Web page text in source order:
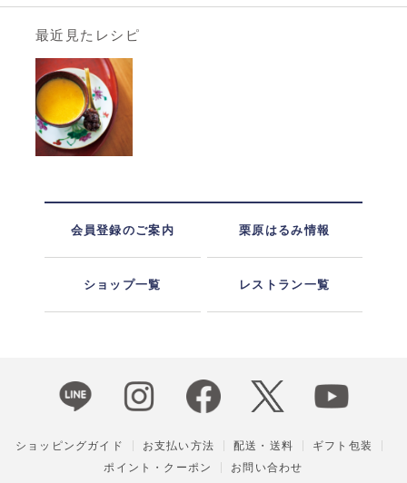
最近見たレシピ
会員登録のご案内 栗原はるみ情報
ショップ一覧 レストラン一覧
ショッピングガイド お支払い方法 配送・送料
ギフト包装
ポイント・クーポン
お問い合わせ